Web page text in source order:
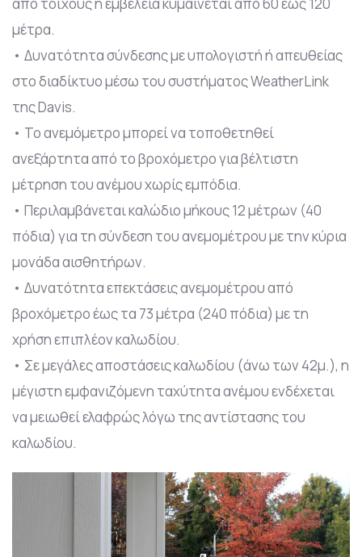
μέτρα.
• Δυνατότητα σύνδεσης με υπολογιστή ή απευθείας
στο διαδίκτυο μέσω του συστήματος WeatherLink
της Davis.
• Το ανεμόμετρο μπορεί να τοποθετηθεί
ανεξάρτητα από το βροχόμετρο για βέλτιστη
μέτρηση του ανέμου χωρίς εμπόδια.
• Περιλαμβάνεται καλώδιο μήκους 12 μέτρων (40
πόδια) για τη σύνδεση του ανεμομέτρου με την κύρια
μονάδα αισθητήρων.
• Δυνατότητα επεκτάσεις ανεμομέτρου από
βροχόμετρο έως τα 73 μέτρα (240 πόδια) με τη
χρήση επιπλέον καλωδίου.
• Σε μεγάλες αποστάσεις καλωδίου (άνω των 42μ.), η
μέγιστη εμφανιζόμενη ταχύτητα ανέμου ενδέχεται
να μειωθεί ελαφρώς λόγω της αντίστασης του
καλωδίου.